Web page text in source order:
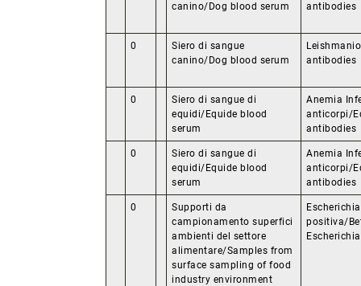
canino/Dog blood serum
antibodies
0
Siero di sangue
canino/Dog blood serum
antibodies
0
Siero di sangue di
equidi/Equide blood
serum
Anemia
anticorpi/
antibodies
0
Siero di sangue di
equidi/Equide blood
serum
Anemia
anticorpi/
antibodies
0
Supporti da
campionamento superfici
ambienti del settore
alimentare/Samples from
surface sampling of food
industry environment
positiva/